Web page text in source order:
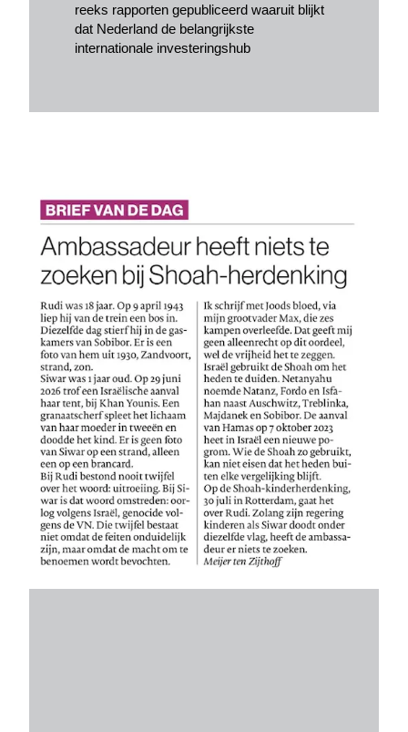
reeks rapporten gepubliceerd waaruit blijkt
dat Nederland de belangrijkste
internationale investeringshub